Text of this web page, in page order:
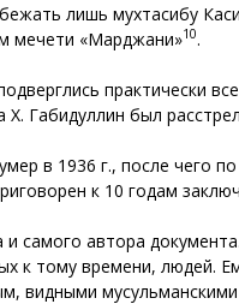
лишь мухтасибу
мечети «Марджани»10.
практически
Х. Габидуллин был
в 1936 г., после чего
к 10 годам
и самого автора
к тому времени, людей.
видными